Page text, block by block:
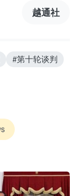
越通社
#第十轮谈判